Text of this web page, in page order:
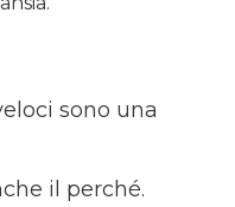
sono una
il perché.